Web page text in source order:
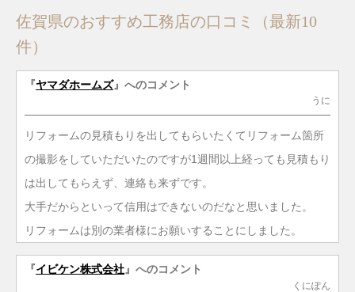
佐賀県のおすすめ工務店の口コミ（最新10
件）
『ヤマダホームズ』へのコメント
うに
リフォームの見積もりを出してもらいたくてリフォーム箇所
の撮影をしていただいたのですが1週間以上経っても見積もり
は出してもらえず、連絡も来ずです。
大手だからといって信用はできないのだなと思いました。
リフォームは別の業者様にお願いすることにしました。
『イビケン株式会社』へのコメント
くにぽん